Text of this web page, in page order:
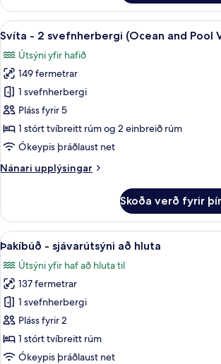
sjó
svíta
1
-
vísar
að
sjó
Skoða
allar
myndir
fyrir
Svíta
-
2
svefnherbergi
(Ocean
and
Rúmföt af
5
Svíta - 2 svefnherbergi (Ocean and Pool
Útsýni yfir hafið
149 fermetrar
1 svefnherbergi
Pláss fyrir 5
1 stórt tvíbreitt rúm og 2 einbreið rúm
Ókeypis þráðlaust net
Nánari upplýsingar
Nánari
-
svefnherbergi
and
Pool
View)
Skoða verð fyrir
Skoða
allar
myndir
fyrir
Þakíbúð
-
sjávarútsýni
að
Rúmföt af
12
Þakíbúð - sjávarútsýni að hluta
Útsýni yfir haf að hluta til
137 fermetrar
1 svefnherbergi
Pláss fyrir 2
1 stórt tvíbreitt rúm
Ókeypis þráðlaust net